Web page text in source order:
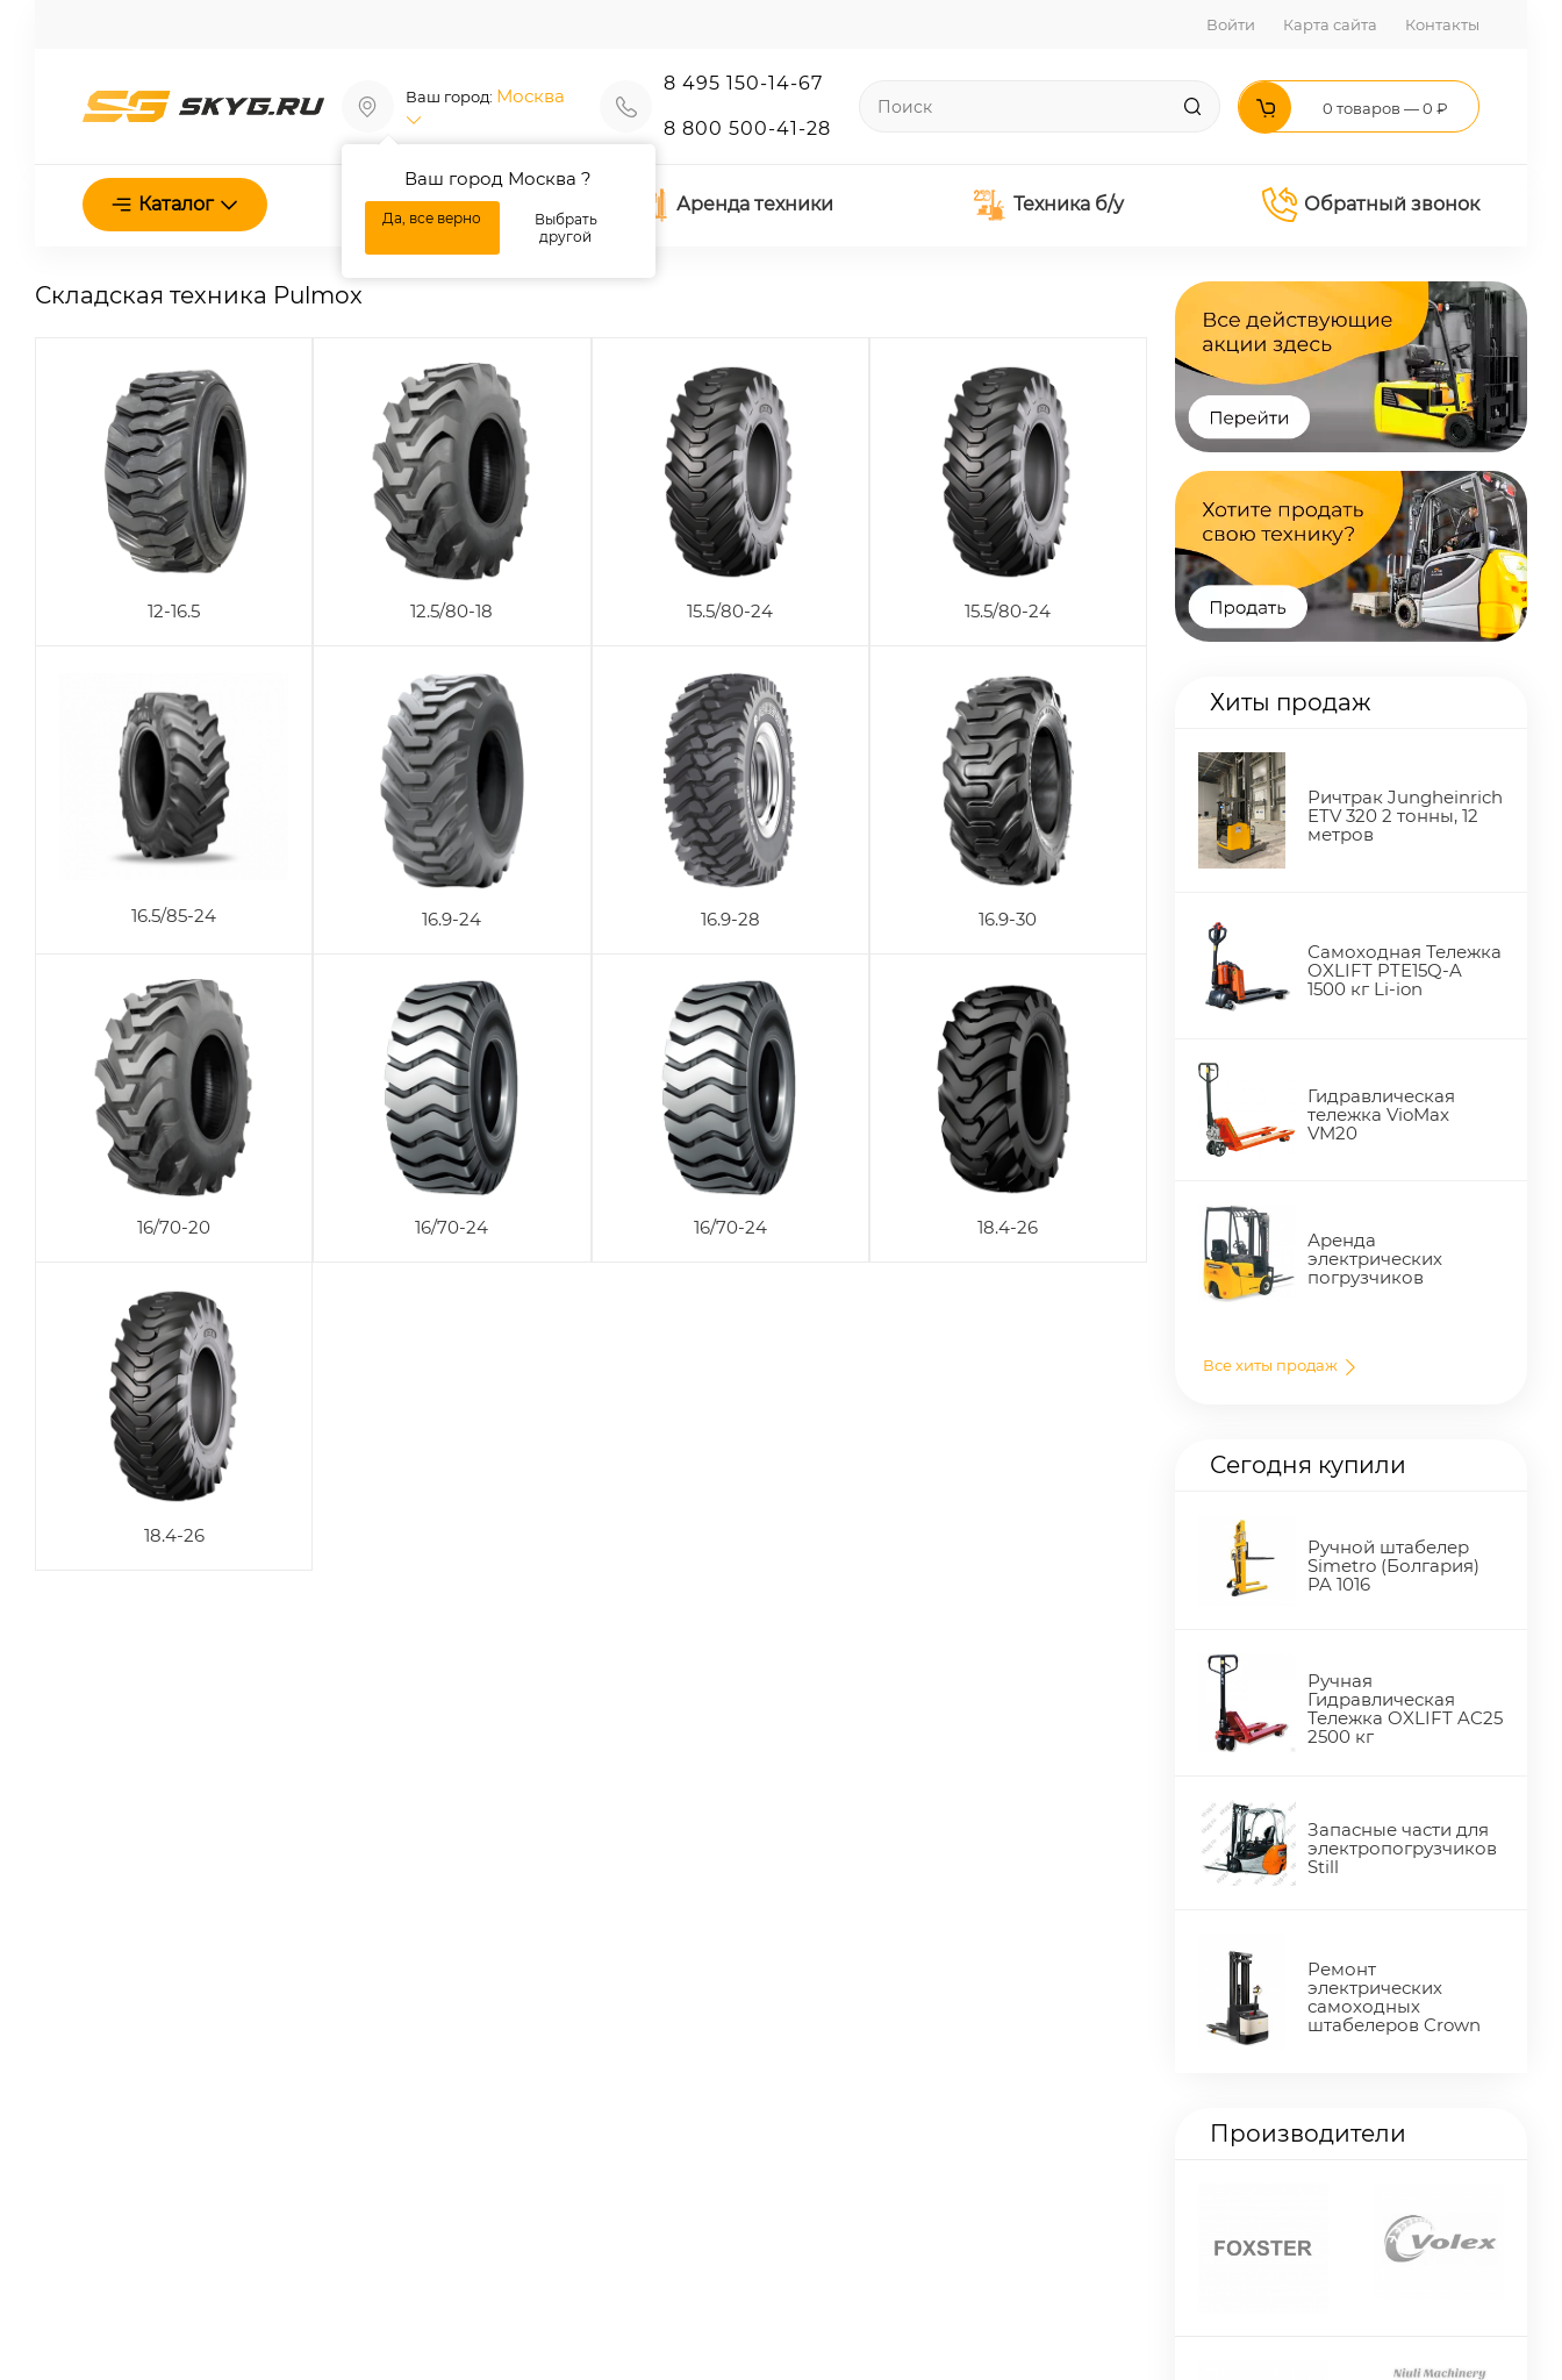
Войти Карта сайта Контакты
Ваш город: Москва
Ваш город Москва ?
Да, все верно
Выбрать
другой
8 495 150-14-67
8 800 500-41-28
0 товаров — 0 ₽
Каталог О нас Аренда техники Техника б/у Обратный звонок
Складская техника Pulmox
12-16.5 12.5/80-18 15.5/80-24 15.5/80-24
16.5/85-24 16.9-24 16.9-28 16.9-30
16/70-20 16/70-24 16/70-24 18.4-26
18.4-26
Хиты продаж
Ричтрак Jungheinrich
ETV 320 2 тонны, 12
метров
Самоходная Тележка
OXLIFT PTE15Q-A
1500 кг Li-ion
Гидравлическая
тележка VioMax
VM20
Аренда
электрических
погрузчиков
Все хиты продаж
Сегодня купили
Ручной штабелер
Simetro (Болгария)
PA 1016
Ручная
Гидравлическая
Тележка OXLIFT AC25
2500 кг
Запасные части для
электропогрузчиков
Still
Ремонт
электрических
самоходных
штабелеров Crown
Производители